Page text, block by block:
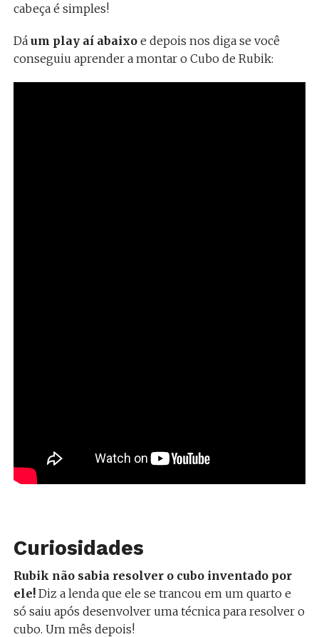
cabeça é simples!
Dá um play aí abaixoe depois nos diga se você
conseguiu aprender a montar o Cubo de Rubik:
Curiosidades
Rubik não sabia resolver o cubo inventado por
ele!Diz a lenda que ele se trancou em um quarto e
só saiu após desenvolver uma técnica para resolver o
cubo. Um mês depois!